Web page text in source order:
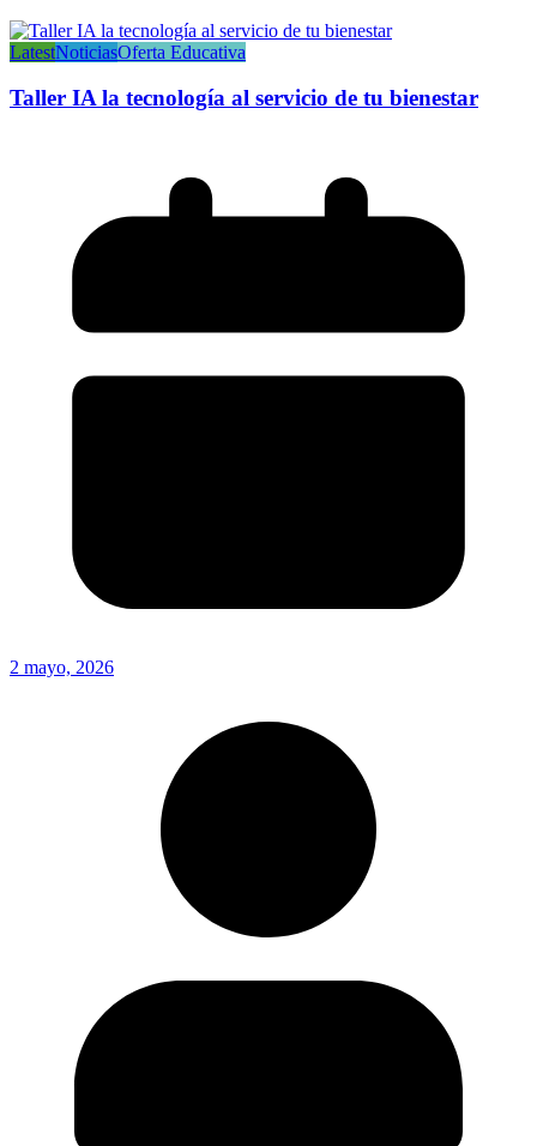
LatestNoticiasOferta Educativa
Taller IA la tecnología al servicio de tu bienestar
2 mayo, 2026